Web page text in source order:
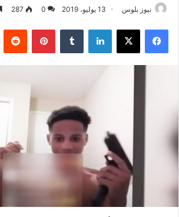
نيوز بلوس 13 يوليو، 2019 0
287
فيسبوك X لينكدإن بينتيريست